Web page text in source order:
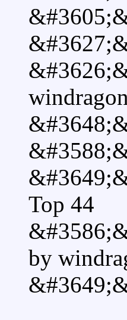
Top 44
by